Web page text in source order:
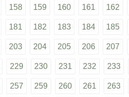
158 159 160 161 162
181 182 183 184 185
203 204 205 206 207
229 230 231 232 233
257 259 260 261 263